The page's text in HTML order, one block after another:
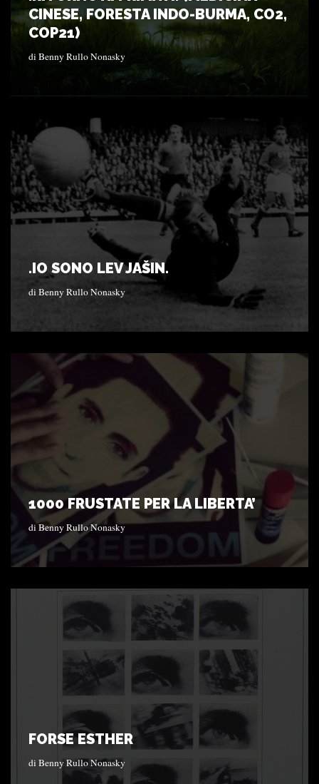
CINESE, FORESTA INDO-BURMA, CO2,
COP21)
diBenny Rullo Nonasky
.IO SONO LEV JAŠIN.
diBenny Rullo Nonasky
1000 FRUSTATE PER LA LIBERTA’
diBenny Rullo Nonasky
FORSE ESTHER
di Benny Rullo Nonasky